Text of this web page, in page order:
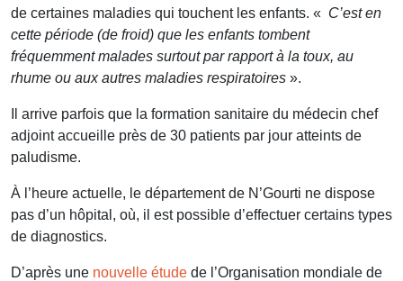
de certaines maladies qui touchent les enfants. « C’est en
cette période (de froid) que les enfants tombent
fréquemment malades surtout par rapport à la toux, au
rhume ou aux autres maladies respiratoires ».
Il arrive parfois que la formation sanitaire du médecin chef
adjoint accueille près de 30 patients par jour atteints de
paludisme.
À l’heure actuelle, le département de N’Gourti ne dispose
pas d’un hôpital, où, il est possible d’effectuer certains types
de diagnostics.
D’après une nouvelle étude de l’Organisation mondiale de